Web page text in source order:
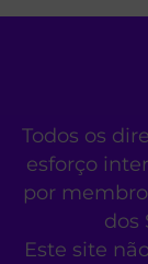
Todos os
esforço
por
dos
Este site